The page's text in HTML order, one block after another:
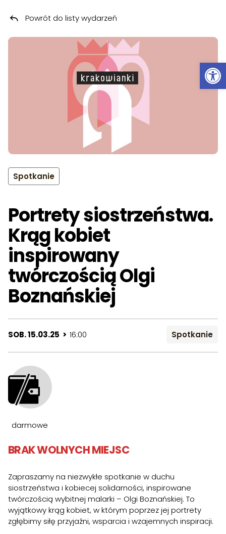
Przeskocz do treści
Spotkanie
Portrety siostrzeństwa.
Krąg kobiet
inspirowany
twórczością Olgi
Boznańskiej
SOB. 15.03.25 > 16:00 Spotkanie
darmowe
Powrót do listy wydarzeń
BRAK WOLNYCH MIEJSC
Zapraszamy na niezwykłe spotkanie w duchu
siostrzeństwa i kobiecej solidarności, inspirowane
twórczością wybitnej malarki – Olgi Boznańskiej. To
wyjątkowy krąg kobiet, w którym poprzez jej portrety
zgłębimy siłę przyjaźni, wsparcia i wzajemnych inspiracji.